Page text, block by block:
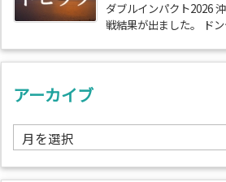
ダブルインパクト2026
戦結果が出ました。 ドン
アーカイブ
ア
ー
カ